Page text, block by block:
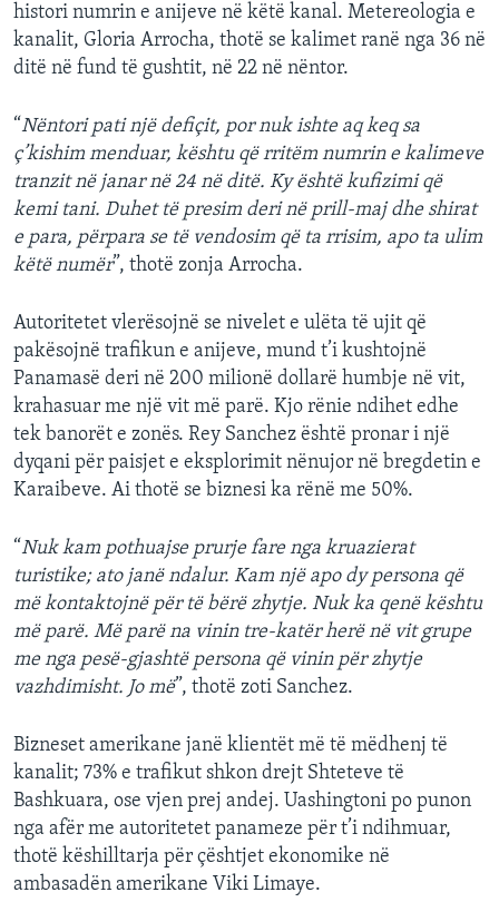
histori numrin e anijeve në këtë kanal. Metereologia e
kanalit, Gloria Arrocha, thotë se kalimet ranë nga 36 në
ditë në fund të gushtit, në 22 në nëntor.
“Nëntori pati një defiçit, por nuk ishte aq keq sa
ç’kishim menduar, kështu që rritëm numrin e kalimeve
tranzit në janar në 24 në ditë. Ky është kufizimi që
kemi tani. Duhet të presim deri në prill-maj dhe shirat
e para, përpara se të vendosim që ta rrisim, apo ta ulim
këtë numër”, thotë zonja Arrocha.
Autoritetet vlerësojnë se nivelet e ulëta të ujit që
pakësojnë trafikun e anijeve, mund t’i kushtojnë
Panamasë deri në 200 milionë dollarë humbje në vit,
krahasuar me një vit më parë. Kjo rënie ndihet edhe
tek banorët e zonës. Rey Sanchez është pronar i një
dyqani për paisjet e eksplorimit nënujor në bregdetin e
Karaibeve. Ai thotë se biznesi ka rënë me 50%.
“Nuk kam pothuajse prurje fare nga kruazierat
turistike; ato janë ndalur. Kam një apo dy persona që
më kontaktojnë për të bërë zhytje. Nuk ka qenë kështu
më parë. Më parë na vinin tre-katër herë në vit grupe
me nga pesë-gjashtë persona që vinin për zhytje
vazhdimisht. Jo më”, thotë zoti Sanchez.
Bizneset amerikane janë klientët më të mëdhenj të
kanalit; 73% e trafikut shkon drejt Shteteve të
Bashkuara, ose vjen prej andej. Uashingtoni po punon
nga afër me autoritetet panameze për t’i ndihmuar,
thotë këshilltarja për çështjet ekonomike në
ambasadën amerikane Viki Limaye.